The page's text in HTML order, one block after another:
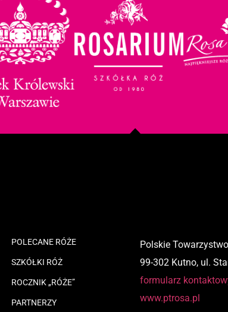
POLECANE RÓŻE
SZKÓŁKI RÓŻ
ROCZNIK „RÓŻE”
PARTNERZY
Polskie
99-302 Kutno, ul.
formularz
www.ptrosa.pl